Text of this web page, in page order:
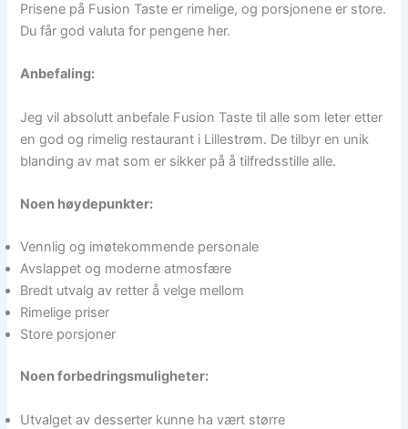
Prisene på Fusion Taste er rimelige, og porsjonene er store.
Du får god valuta for pengene her.
Anbefaling:
Jeg vil absolutt anbefale Fusion Taste til alle som leter etter
en god og rimelig restaurant i Lillestrøm. De tilbyr en unik
blanding av mat som er sikker på å tilfredsstille alle.
Noen høydepunkter:
Vennlig og imøtekommende personale
Avslappet og moderne atmosfære
Bredt utvalg av retter å velge mellom
Rimelige priser
Store porsjoner
Noen forbedringsmuligheter:
Utvalget av desserter kunne ha vært større